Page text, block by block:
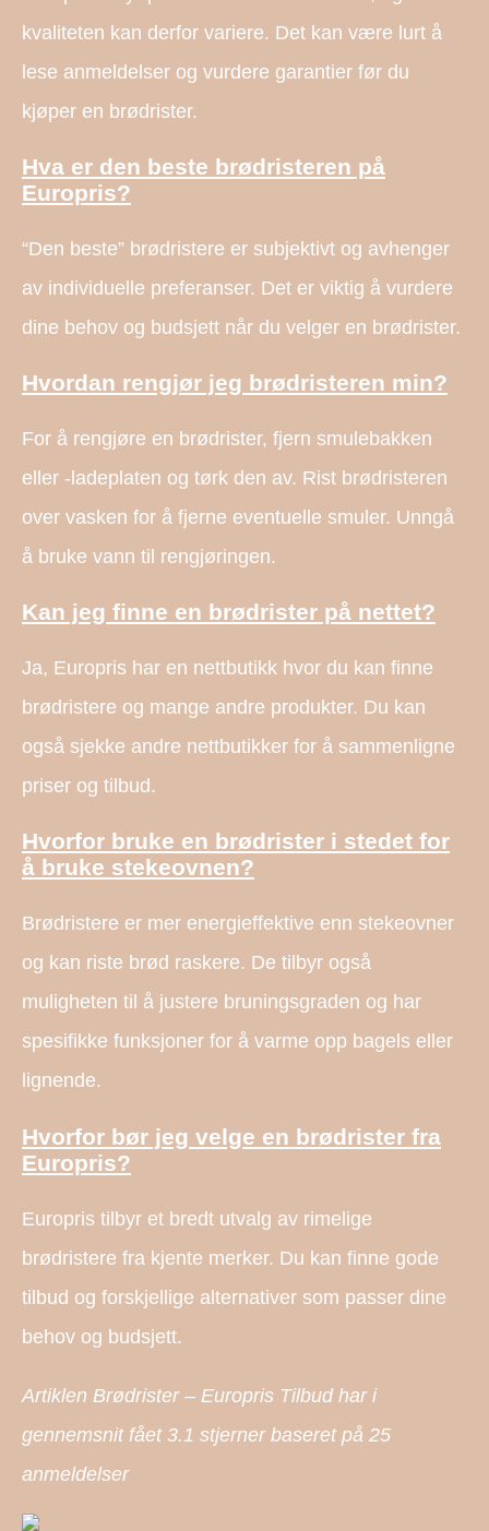
kvaliteten kan derfor variere. Det kan være lurt å
lese anmeldelser og vurdere garantier før du
kjøper en brødrister.
Hva er den beste brødristeren på
Europris?
“Den beste” brødristere er subjektivt og avhenger
av individuelle preferanser. Det er viktig å vurdere
dine behov og budsjett når du velger en brødrister.
Hvordan rengjør jeg brødristeren min?
For å rengjøre en brødrister, fjern smulebakken
eller -ladeplaten og tørk den av. Rist brødristeren
over vasken for å fjerne eventuelle smuler. Unngå
å bruke vann til rengjøringen.
Kan jeg finne en brødrister på nettet?
Ja, Europris har en nettbutikk hvor du kan finne
brødristere og mange andre produkter. Du kan
også sjekke andre nettbutikker for å sammenligne
priser og tilbud.
Hvorfor bruke en brødrister i stedet for
å bruke stekeovnen?
Brødristere er mer energieffektive enn stekeovner
og kan riste brød raskere. De tilbyr også
muligheten til å justere bruningsgraden og har
spesifikke funksjoner for å varme opp bagels eller
lignende.
Hvorfor bør jeg velge en brødrister fra
Europris?
Europris tilbyr et bredt utvalg av rimelige
brødristere fra kjente merker. Du kan finne gode
tilbud og forskjellige alternativer som passer dine
behov og budsjett.
Artiklen Brødrister – Europris Tilbud har i
gennemsnit fået 3.1 stjerner baseret på 25
anmeldelser